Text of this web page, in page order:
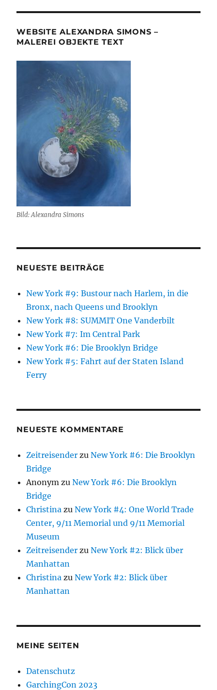
WEBSITE ALEXANDRA SIMONS –
MALEREI OBJEKTE TEXT
Bild: Alexandra Simons
NEUESTE BEITRÄGE
New York #9: Bustour nach Harlem, in die
Bronx, nach Queens und Brooklyn
New York #8: SUMMIT One Vanderbilt
New York #7: Im Central Park
New York #6: Die Brooklyn Bridge
New York #5: Fahrt auf der Staten Island
Ferry
NEUESTE KOMMENTARE
Zeitreisender zuNew York #6: Die Brooklyn
Bridge
Anonym zuNew York #6: Die Brooklyn
Bridge
Christina zuNew York #4: One World Trade
Center, 9/11 Memorial und 9/11 Memorial
Museum
Zeitreisender zuNew York #2: Blick über
Manhattan
Christina zuNew York #2: Blick über
Manhattan
MEINE SEITEN
Datenschutz
GarchingCon 2023